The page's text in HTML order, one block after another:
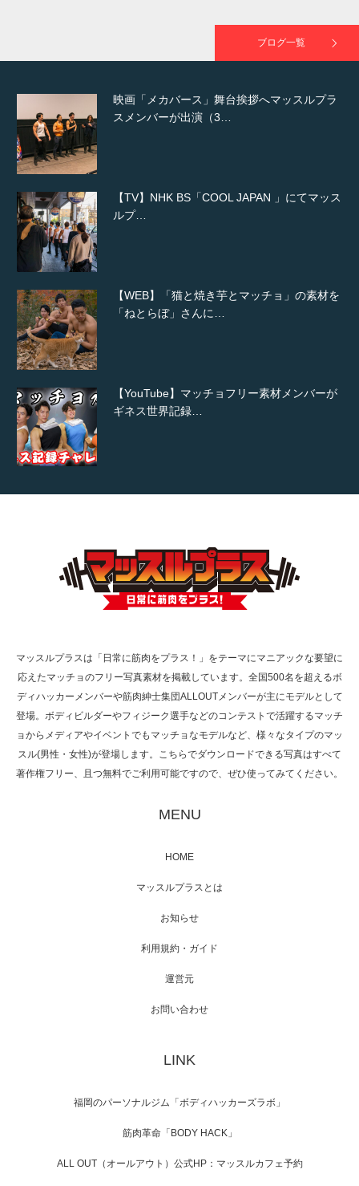
ブログ一覧
映画「メカバース」舞台挨拶へマッスルプラ
スメンバーが出演（3…
【TV】NHK BS「COOL JAPAN 」にてマッス
ルプ…
【WEB】「猫と焼き芋とマッチョ」の素材を
「ねとらぼ」さんに…
【YouTube】マッチョフリー素材メンバーが
ギネス世界記録…
TOKYO FMラジオ番組「ONE MORNING」
で紹介さ…
た（6/8放送）
映画「メカバース」舞台挨拶へマッスルプラ
【TV】NHK BS「COOL JAPAN 」にてマッス
「ねとらぼ」さんに…
マッスルプラスは「日常に筋肉をプラス！」をテーマにマニアックな要望に
応えたマッチョのフリー写真素材を掲載しています。全国500名を超えるボ
ディハッカーメンバーや筋肉紳士集団ALLOUTメンバーが主にモデルとして
登場。ボディビルダーやフィジーク選手などのコンテストで活躍するマッチ
ョからメディアやイベントでもマッチョなモデルなど、様々なタイプのマッ
スル(男性・女性)が登場します。こちらでダウンロードできる写真はすべて
著作権フリー、且つ無料でご利用可能ですので、ぜひ使ってみてください。
MENU
HOME
マッスルプラスとは
お知らせ
利用規約・ガイド
運営元
お問い合わせ
LINK
福岡のパーソナルジム「ボディハッカーズラボ」
筋肉革命「BODY HACK」
ALL OUT（オールアウト）公式HP：マッスルカフェ予約